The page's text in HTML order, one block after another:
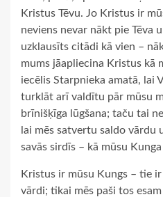
Kristus Tēvu. Jo Kristus ir
neviens nevar nākt pie Tēva
uzklausīts citādi kā vien –
mums jāapliecina Kristus kā
iecēlis Starpnieka amatā, lai
turklāt arī valdītu pār mūsu
brīnišķīga lūgšana; taču tai
lai mēs satvertu saldo vārdu
savās sirdīs – kā mūsu
Kristus ir mūsu Kungs – tie
vārdi; tikai mēs paši tos